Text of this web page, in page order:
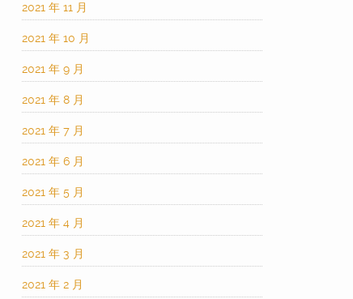
2021 年 11 月
2021 年 10 月
2021 年 9 月
2021 年 8 月
2021 年 7 月
2021 年 6 月
2021 年 5 月
2021 年 4 月
2021 年 3 月
2021 年 2 月